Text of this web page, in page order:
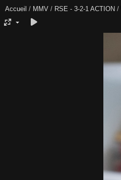
Accueil / MMV / RSE - 3-2-1 ACTION /